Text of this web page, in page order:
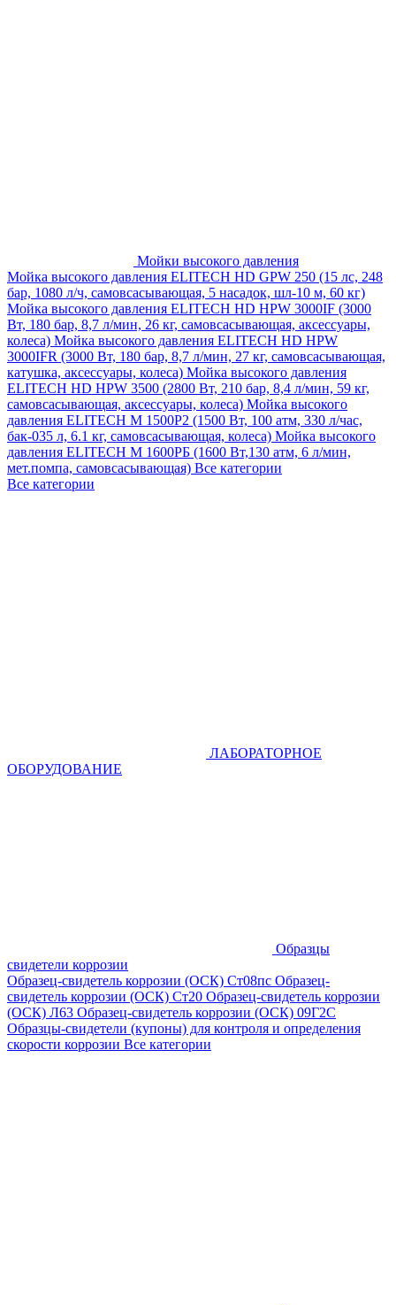
Мойки высокого давления
Мойка высокого давления ELITECH HD GPW 250 (15 лс, 248
бар, 1080 л/ч, самовсасывающая, 5 насадок, шл-10 м, 60 кг)
Мойка высокого давления ELITECH HD HPW 3000IF (3000
Вт, 180 бар, 8,7 л/мин, 26 кг, самовсасывающая, аксессуары,
колеса) Мойка высокого давления ELITECH HD HPW
3000IFR (3000 Вт, 180 бар, 8,7 л/мин, 27 кг, самовсасывающая,
катушка, аксессуары, колеса) Мойка высокого давления
ELITECH HD HPW 3500 (2800 Вт, 210 бар, 8,4 л/мин, 59 кг,
самовсасывающая, аксессуары, колеса) Мойка высокого
давления ELITECH M 1500P2 (1500 Вт, 100 атм, 330 л/час,
бак-035 л, 6.1 кг, самовсасывающая, колеса) Мойка высокого
давления ELITECH М 1600РБ (1600 Вт,130 атм, 6 л/мин,
мет.помпа, самовсасывающая) Все категории
Все категории
ЛАБОРАТОРНОЕ
ОБОРУДОВАНИЕ
Образцы
свидетели коррозии
Образец-свидетель коррозии (ОСК) Ст08пс Образец-
свидетель коррозии (ОСК) Ст20 Образец-свидетель коррозии
(ОСК) Л63 Образец-свидетель коррозии (ОСК) 09Г2С
Образцы-свидетели (купоны) для контроля и определения
скорости коррозии Все категории